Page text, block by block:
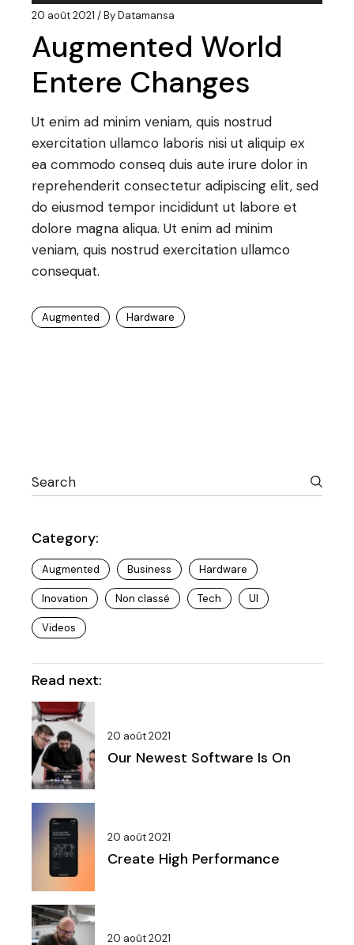
20 août 2021 ByDatamansa
Augmented World
Entere Changes
Ut enim ad minim veniam, quis nostrud
exercitation ullamco laboris nisi ut aliquip ex
ea commodo conseq duis aute irure dolor in
reprehenderit consectetur adipiscing elit, sed
do eiusmod tempor incididunt ut labore et
dolore magna aliqua. Ut enim ad minim
veniam, quis nostrud exercitation ullamco
consequat.
Augmented Hardware
Category:
Augmented Business Hardware
Inovation Non classé Tech UI
Videos
Read next:
20 août 2021
Our Newest Software Is On
20 août 2021
Create High Performance
20 août 2021